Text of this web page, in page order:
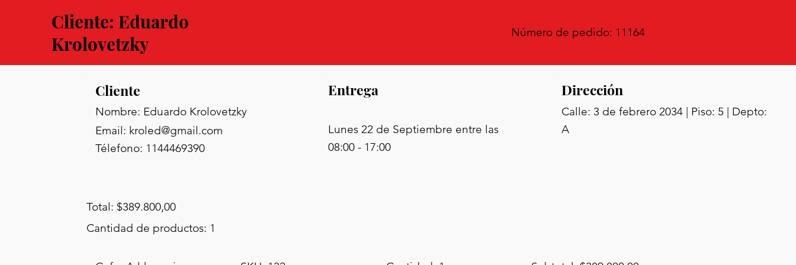
Cliente: Eduardo
Krolovetzky
Número de pedido: 11164
Cliente
Nombre: Eduardo Krolovetzky
Email: kroled@gmail.com
Télefono: 1144469390
Entrega
Lunes 22 de Septiembre entre las
08:00 - 17:00
Dirección
Calle: 3 de febrero 2034 | Piso: 5 | Depto:
A
Total: $389.800,00
Cantidad de productos: 1